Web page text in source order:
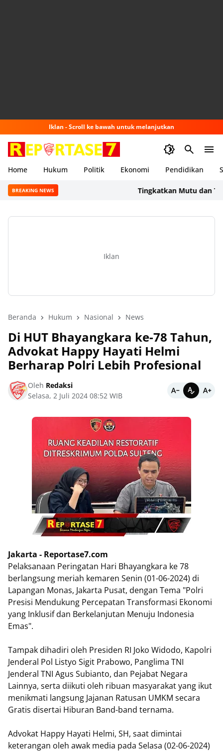
Iklan - Scroll ke bawah untuk melanjutkan
Home Hukum Politik Ekonomi Pendidikan
BREAKING NEWS Tingkatkan Mutu dan
Iklan
Beranda Hukum Nasional News
Di HUT Bhayangkara ke-78 Tahun,
Advokat Happy Hayati Helmi
Berharap Polri Lebih Profesional
Oleh Redaksi
Selasa, 2 Juli 2024 08:52 WIB
Jakarta - Reportase7.com
Pelaksanaan Peringatan Hari Bhayangkara ke 78
berlangsung meriah kemaren Senin (01-06-2024) di
Lapangan Monas, Jakarta Pusat, dengan Tema "Polri
Presisi Mendukung Percepatan Transformasi Ekonomi
yang Inklusif dan Berkelanjutan Menuju Indonesia
Emas".
Tampak dihadiri oleh Presiden RI Joko Widodo, Kapolri
Jenderal Pol Listyo Sigit Prabowo, Panglima TNI
Jenderal TNI Agus Subianto, dan Pejabat Negara
Lainnya, serta diikuti oleh ribuan masyarakat yang ikut
menikmati langsung Jajanan Ratusan UMKM secara
Gratis disertai Hiburan Band-band ternama.
Advokat Happy Hayati Helmi, SH, saat dimintai
keterangan oleh awak media pada Selasa (02-06-2024)